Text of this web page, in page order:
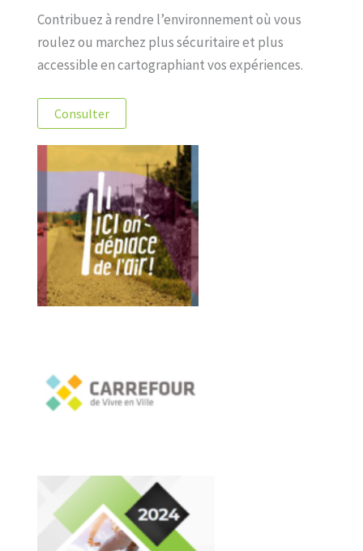
Contribuez à rendre l’environnement où vous
roulez ou marchez plus sécuritaire et plus
accessible en cartographiant vos expériences.
Consulter